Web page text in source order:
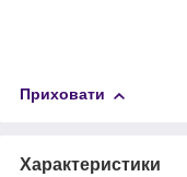
Приховати
Характеристики